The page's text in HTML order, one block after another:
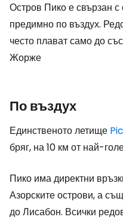
Остров Пико е свързан с
предимно по въздух.
често плават само до
Жорже
По въздух
Единственото летище
бряг, на 10 км от най-
Пико има директни
Азорските острови, а
до Лисабон. Всички